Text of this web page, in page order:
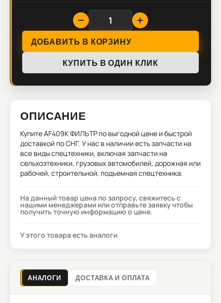
ДОБАВИТЬ В КОРЗИНУ
КУПИТЬ В ОДИН КЛИК
ОПИСАНИЕ
КупитеAF409K ФИЛЬТР по выгодной цене и быстрой
доставкой по СНГ. У нас в наличии есть запчасти на
все виды спецтехники, включая запчасти на
сельхозтехники, грузовых автомобилей, дорожная или
рабочей, строительной, подъемная спецтехника.
На данный товар цена по запросу, свяжитесь с
нашими менеджерами или отправьте заявку чтобы
получить точную информацию о цене.
У этого товара есть аналоги
АНАЛОГИ ДОСТАВКА И ОПЛАТА